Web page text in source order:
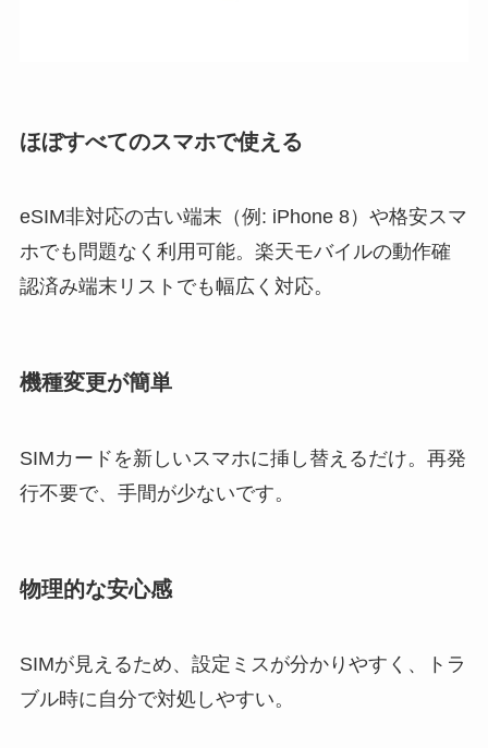
ほぼすべてのスマホで使える
eSIM非対応の古い端末（例: iPhone 8）や格安スマ
ホでも問題なく利用可能。楽天モバイルの動作確
認済み端末リストでも幅広く対応。
機種変更が簡単
SIMカードを新しいスマホに挿し替えるだけ。再発
行不要で、手間が少ないです。
物理的な安心感
SIMが見えるため、設定ミスが分かりやすく、トラ
ブル時に自分で対処しやすい。